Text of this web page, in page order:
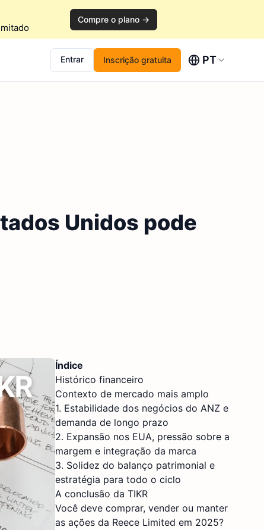
Compre o plano →
Entrar Inscrição gratuita PT
Unidos pode
Índice
Histórico financeiro
Contexto de mercado mais amplo
1. Estabilidade dos negócios do ANZ e
demanda de longo prazo
2. Expansão nos EUA, pressão sobre a
margem e integração da marca
3. Solidez do balanço patrimonial e
estratégia para todo o ciclo
A conclusão da TIKR
Você deve comprar, vender ou manter
as ações da Reece Limited em 2025?